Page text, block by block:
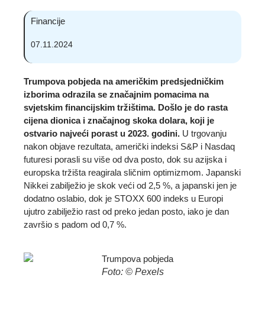
Financije
07.11.2024
Trumpova pobjeda na američkim predsjedničkim
izborima odrazila se značajnim pomacima na
svjetskim financijskim tržištima. Došlo je do rasta
cijena dionica i značajnog skoka dolara, koji je
ostvario najveći porast u 2023. godini. U trgovanju
nakon objave rezultata, američki indeksi S&P i Nasdaq
futuresi porasli su više od dva posto, dok su azijska i
europska tržišta reagirala sličnim optimizmom. Japanski
Nikkei zabilježio je skok veći od 2,5 %, a japanski jen je
dodatno oslabio, dok je STOXX 600 indeks u Europi
ujutro zabilježio rast od preko jedan posto, iako je dan
završio s padom od 0,7 %.
Foto: ©️ Pexels